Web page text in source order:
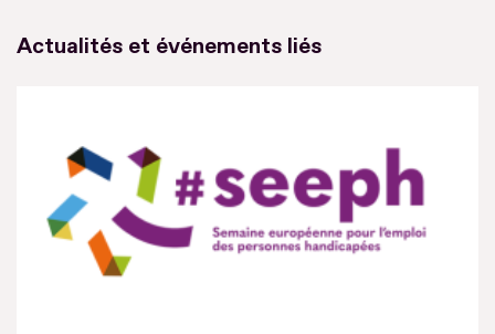
Actualités et événements liés